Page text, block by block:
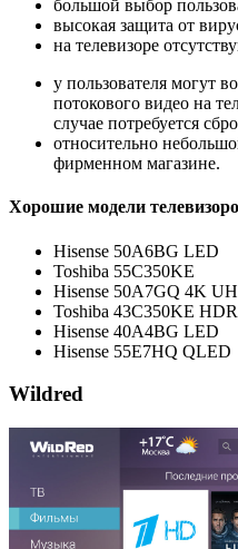
большой выбор
высокая защита от
на телевизоре
у пользователя могут
потокового видео на
случае потребуется
относительно
фирменном магазине.
Хорошие модели
Hisense 50A6BG LED
Toshiba 55C350KE
Hisense 50A7GQ 4K
Toshiba 43C350KE HDR
Hisense 40A4BG LED
Hisense 55E7HQ QLED
Wildred